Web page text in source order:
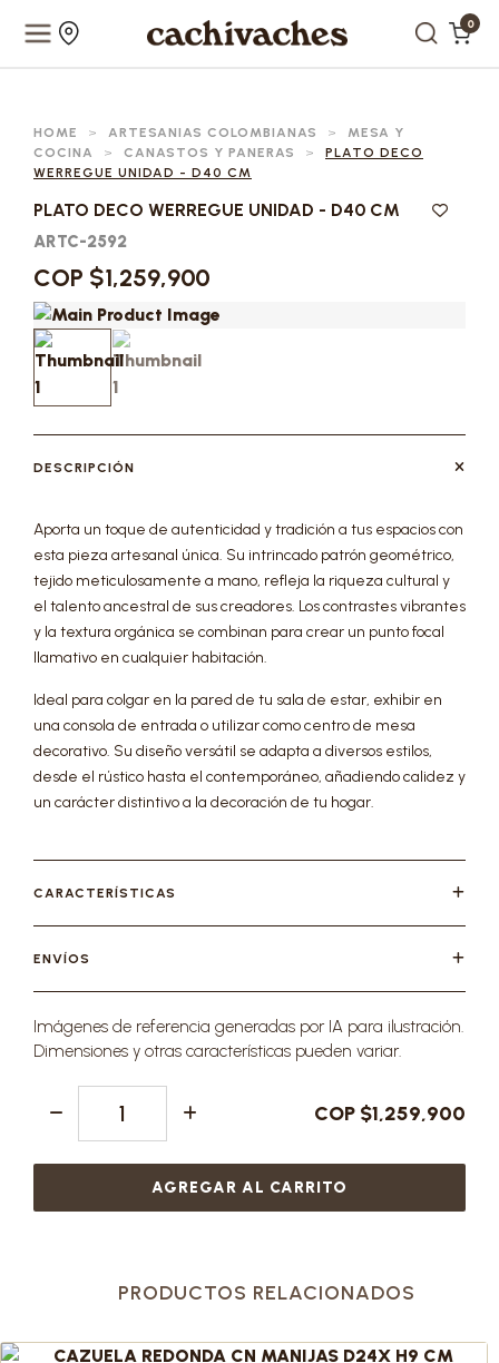
0
HOME > ARTESANIAS COLOMBIANAS >
MESA Y
COCINA
> CANASTOS Y PANERAS >
PLATO DECO
WERREGUE UNIDAD - D40 CM
PLATO DECO WERREGUE UNIDAD - D40 CM
ARTC-2592
COP $1,259,900
DESCRIPCIÓN
Aporta un toque de autenticidad y tradición a tus espacios con
esta pieza artesanal única. Su intrincado patrón geométrico,
tejido meticulosamente a mano, refleja la riqueza cultural y
el talento ancestral de sus creadores. Los contrastes vibrantes
y la textura orgánica se combinan para crear un punto focal
llamativo en cualquier habitación.
Ideal para colgar en la pared de tu sala de estar, exhibir en
una consola de entrada o utilizar como centro de mesa
decorativo. Su diseño versátil se adapta a diversos estilos,
desde el rústico hasta el contemporáneo, añadiendo calidez y
un carácter distintivo a la decoración de tu hogar.
CARACTERÍSTICAS
ENVÍOS
Imágenes de referencia generadas por IA para ilustración.
Dimensiones y otras características pueden variar.
COP $1,259,900
AGREGAR AL CARRITO
PRODUCTOS RELACIONADOS